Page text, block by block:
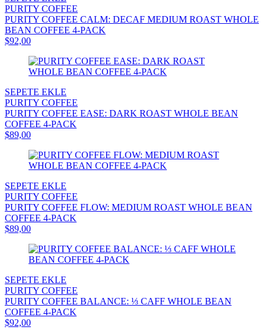
PURITY COFFEE
PURITY COFFEE CALM: DECAF MEDIUM ROAST WHOLE
BEAN COFFEE 4-PACK
$92,00
SEPETE EKLE
PURITY COFFEE
PURITY COFFEE EASE: DARK ROAST WHOLE BEAN
COFFEE 4-PACK
$89,00
SEPETE EKLE
PURITY COFFEE
PURITY COFFEE FLOW: MEDIUM ROAST WHOLE BEAN
COFFEE 4-PACK
$89,00
SEPETE EKLE
PURITY COFFEE
PURITY COFFEE BALANCE: ⅓ CAFF WHOLE BEAN
COFFEE 4-PACK
$92,00